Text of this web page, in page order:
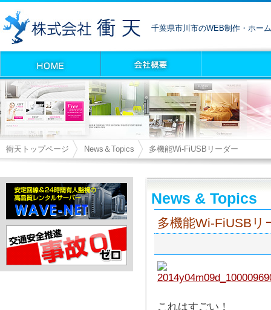
千葉県市川市のWEB制作・ホー
衝天トップページ News＆Topics 多機能Wi-FiUSBリーダー
News & Topics
多機能Wi-FiUSBリ
これはすごい！